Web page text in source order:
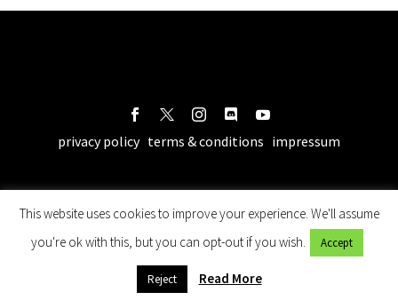
privacy policy terms & conditions impressum
This website uses cookies to improve your experience. We'll assume
you're ok with this, but you can opt-out if you wish.
Accept
Reject Read More